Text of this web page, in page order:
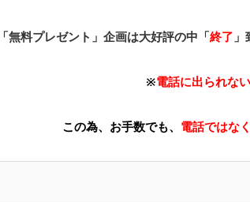
無料プレゼント」企画は大好評の中「終了
※電話に出られな
この為、お手数でも、 電話ではな